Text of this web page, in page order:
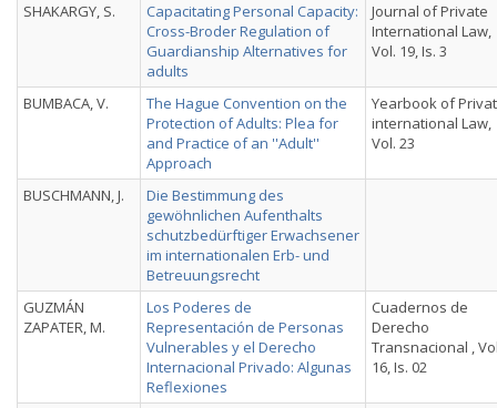
SHAKARGY, S.
Capacitating Personal Capacity:
Cross-Broder Regulation of
Guardianship Alternatives for
adults
Journal of Private
International Law,
Vol. 19, Is. 3
BUMBACA, V.
The Hague Convention on the
Protection of Adults: Plea for
and Practice of an ''Adult''
Approach
Yearbook of
international Law,
Vol. 23
BUSCHMANN, J.
Die Bestimmung des
gewöhnlichen Aufenthalts
schutzbedürftiger Erwachsener
im internationalen Erb- und
Betreuungsrecht
GUZMÁN
ZAPATER, M.
Los Poderes de
Representación de Personas
Vulnerables y el Derecho
Internacional Privado: Algunas
Reflexiones
Cuadernos de
Derecho
Transnacional ,
16, Is. 02